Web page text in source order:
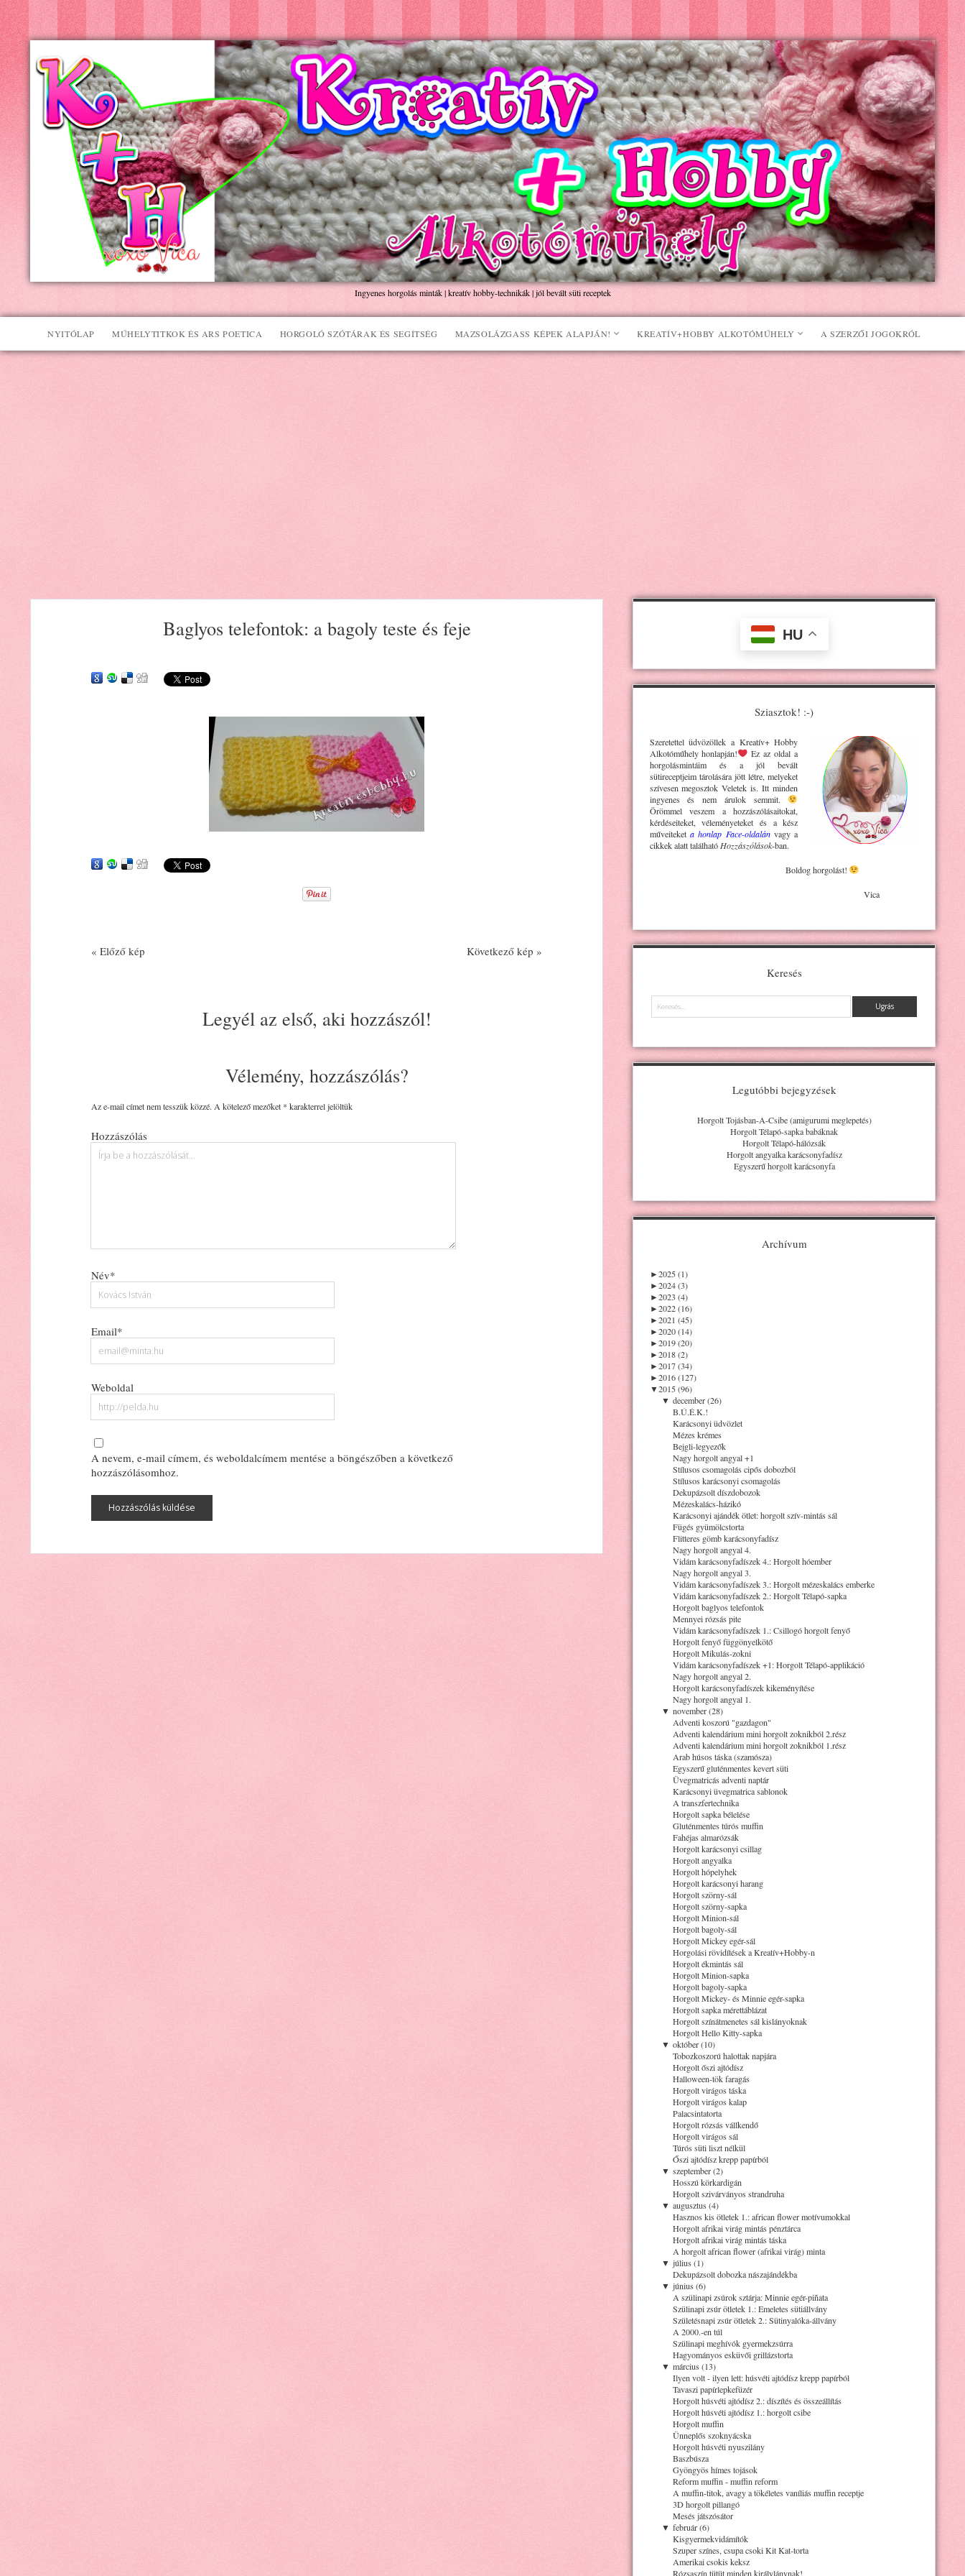
Kreatív+Hobby
Alkotóműhely
Ingyenes horgolás minták | kreatív hobby-technikák | jól bevált süti receptek
NYITÓLAP MŰHELYTITKOK ÉS ARS POETICA HORGOLÓ SZÓTÁRAK ÉS SEGÍTSÉG MAZSOLÁZGASS KÉPEK ALAPJÁN! KREATÍV+HOBBY ALKOTÓMŰHELY A SZERZŐI JOGOKRÓL
Baglyos telefontok: a bagoly teste és feje
« Előző kép Következő kép »
Legyél az első, aki hozzászól!
Vélemény, hozzászólás?
Az e-mail címet nem tesszük közzé. A kötelező mezőket * karakterrel jelöltük
Hozzászólás
Név*
Email*
Weboldal
A nevem, e-mail címem, és weboldalcímem mentése a böngészőben a következő
hozzászólásomhoz.
HU
Sziasztok! :-)
Szeretettel üdvözöllek a Kreatív+ Hobby
Alkotóműhelyhonlapján!
Ez az oldal a
horgolásmintáim és a jól bevált
sütireceptjeim tárolására jött létre, melyeket
szívesen megosztok Veletek is. Itt minden
ingyenes és nem árulok semmit.
Örömmel veszem a hozzászólásaitokat,
kérdéseiteket, véleményeteket és a kész
műveiteket a honlap Face-oldalánvagy a
cikkek alatt található Hozzászólások-ban.
Boldog horgolást!
Vica
Keresés
Keresés
Legutóbbi bejegyzések
Horgolt Tojásban-A-Csibe (amigurumi meglepetés)
Horgolt Télapó-sapka babáknak
Horgolt Télapó-hálózsák
Horgolt angyalka karácsonyfadísz
Egyszerű horgolt karácsonyfa
Archívum
►2025 (1)
►2024 (3)
►2023 (4)
►2022 (16)
►2021 (45)
►2020 (14)
►2019 (20)
►2018 (2)
►2017 (34)
►2016 (127)
▼2015 (96)
▼ december (26)
B.Ú.É.K.!
Karácsonyi üdvözlet
Mézes krémes
Bejgli-legyezők
Nagy horgolt angyal +1
Stílusos csomagolás cipős dobozból
Stílusos karácsonyi csomagolás
Dekupázsolt díszdobozok
Mézeskalács-házikó
Karácsonyi ajándék ötlet: horgolt szív-mintás sál
Fügés gyümölcstorta
Flitteres gömb karácsonyfadísz
Nagy horgolt angyal 4.
Vidám karácsonyfadíszek 4.: Horgolt hóember
Nagy horgolt angyal 3.
Vidám karácsonyfadíszek 3.: Horgolt mézeskalács emberke
Vidám karácsonyfadíszek 2.: Horgolt Télapó-sapka
Horgolt baglyos telefontok
Mennyei rózsás pite
Vidám karácsonyfadíszek 1.: Csillogó horgolt fenyő
Horgolt fenyő függönyelkötő
Horgolt Mikulás-zokni
Vidám karácsonyfadíszek +1: Horgolt Télapó-applikáció
Nagy horgolt angyal 2.
Horgolt karácsonyfadíszek kikeményítése
Nagy horgolt angyal 1.
▼ november (28)
Adventi koszorú "gazdagon"
Adventi kalendárium mini horgolt zoknikból 2.rész
Adventi kalendárium mini horgolt zoknikból 1.rész
Arab húsos táska (szamósza)
Egyszerű gluténmentes kevert süti
Üvegmatricás adventi naptár
Karácsonyi üvegmatrica sablonok
A transzfertechnika
Horgolt sapka bélelése
Gluténmentes túrós muffin
Fahéjas almarózsák
Horgolt karácsonyi csillag
Horgolt angyalka
Horgolt hópelyhek
Horgolt karácsonyi harang
Horgolt szörny-sál
Horgolt szörny-sapka
Horgolt Minion-sál
Horgolt bagoly-sál
Horgolt Mickey egér-sál
Horgolási rövidítések a Kreatív+Hobby-n
Horgolt ékmintás sál
Horgolt Minion-sapka
Horgolt bagoly-sapka
Horgolt Mickey- és Minnie egér-sapka
Horgolt sapka mérettáblázat
Horgolt színátmenetes sál kislányoknak
Horgolt Hello Kitty-sapka
▼ október (10)
Tobozkoszorú halottak napjára
Horgolt őszi ajtódísz
Halloween-tök faragás
Horgolt virágos táska
Horgolt virágos kalap
Palacsintatorta
Horgolt rózsás vállkendő
Horgolt virágos sál
Túrós süti liszt nélkül
Őszi ajtódísz krepp papírból
▼ szeptember (2)
Hosszú körkardigán
Horgolt szivárványos strandruha
▼ augusztus (4)
Hasznos kis ötletek 1.: african flower motívumokkal
Horgolt afrikai virág mintás pénztárca
Horgolt afrikai virág mintás táska
A horgolt african flower (afrikai virág) minta
▼ július (1)
Dekupázsolt dobozka nászajándékba
▼ június (6)
A szülinapi zsúrok sztárja: Minnie egér-piñata
Szülinapi zsúr ötletek 1.: Emeletes sütiállvány
Születésnapi zsúr ötletek 2.: Sütinyalóka-állvány
A 2000.-en túl
Szülinapi meghívók gyermekzsúrra
Hagyományos esküvői grillázstorta
▼ március (13)
Ilyen volt - ilyen lett: húsvéti ajtódísz krepp papírból
Tavaszi papírlepkefüzér
Horgolt húsvéti ajtódísz 2.: díszítés és összeállítás
Horgolt húsvéti ajtódísz 1.: horgolt csibe
Horgolt muffin
Ünneplős szoknyácska
Horgolt húsvéti nyuszilány
Baszbúsza
Gyöngyös hímes tojások
Reform muffin - muffin reform
A muffin-titok, avagy a tökéletes vaníliás muffin receptje
3D horgolt pillangó
Mesés játszósátor
▼ február (6)
Kisgyermekvidámítók
Szuper színes, csupa csoki Kit Kat-torta
Amerikai csokis keksz
Rózsaszín tütüt minden királylánynak!